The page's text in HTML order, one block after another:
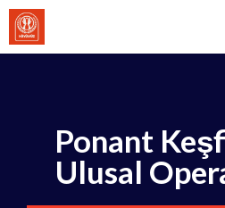
İçeriğe
atla
Ponant
Ulusal